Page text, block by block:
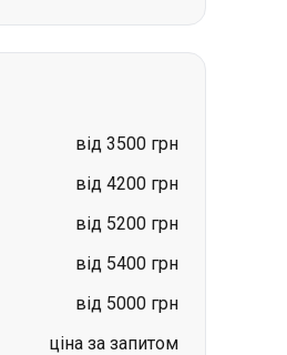
від 3500 грн
від 4200 грн
від 5200 грн
від 5400 грн
від 5000 грн
ціна за запитом